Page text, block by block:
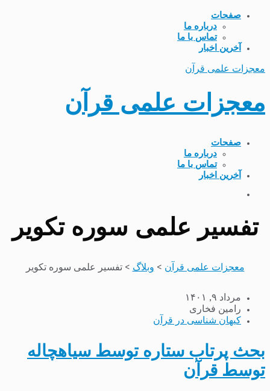
صفحات
درباره ما
تماس با ما
آخرین اخبار
معجزات علمی قرآن
معجزات علمی قرآن
صفحات
درباره ما
تماس با ما
آخرین اخبار
تفسیر علمی سوره تکویر
معجزات علمی قرآن > وبلاگ >تفسیر علمی سوره تکویر
مرداد ۹, ۱۴۰۱
رامین فخاری
کیهان شناسی در قرآن
بحث پرتاب ستاره توسط سیاهچاله
توسط قرآن